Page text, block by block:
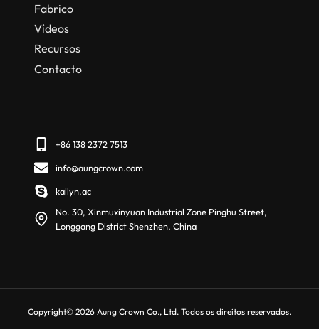
Fabrico
Vídeos
Recursos
Contacto
+86 138 2372 7513
info@aungcrown.com
kailyn.ac
No. 30, Xinmuxinyuan Industrial Zone Pinghu Street,
Longgang District Shenzhen, China
Copyright© 2026 Aung Crown Co., Ltd. Todos os direitos reservados.